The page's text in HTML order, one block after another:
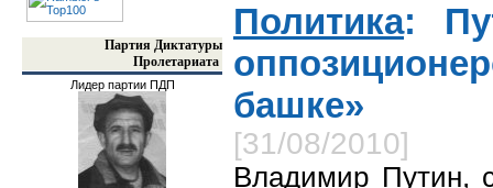
Партия Диктатуры
Пролетариата
Лидер партии ПДП
Политика:
башке»
[31/08/2010]
Владимир Путин,